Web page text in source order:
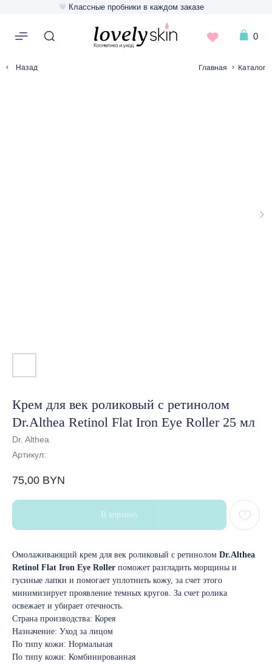
Классные пробники в каждом заказе
Назад Главная › Каталог
‹
Крем для век роликовый с ретинолом
Dr.Althea Retinol Flat Iron Eye Roller 25 мл
Dr. Althea
Артикул:
75,00 BYN
В корзину
Омолаживающий крем для век роликовый с ретинолом Dr.Althea
Retinol Flat Iron Eye Roller поможет разгладить морщины и
гусиные лапки и помогает уплотнить кожу, за счет этого
минимизирует проявление темных кругов. За счет ролика
освежает и убирает отечность.
Страна производства: Корея
Назначение: Уход за лицом
По типу кожи: Нормальная
По типу кожи: Комбинированная